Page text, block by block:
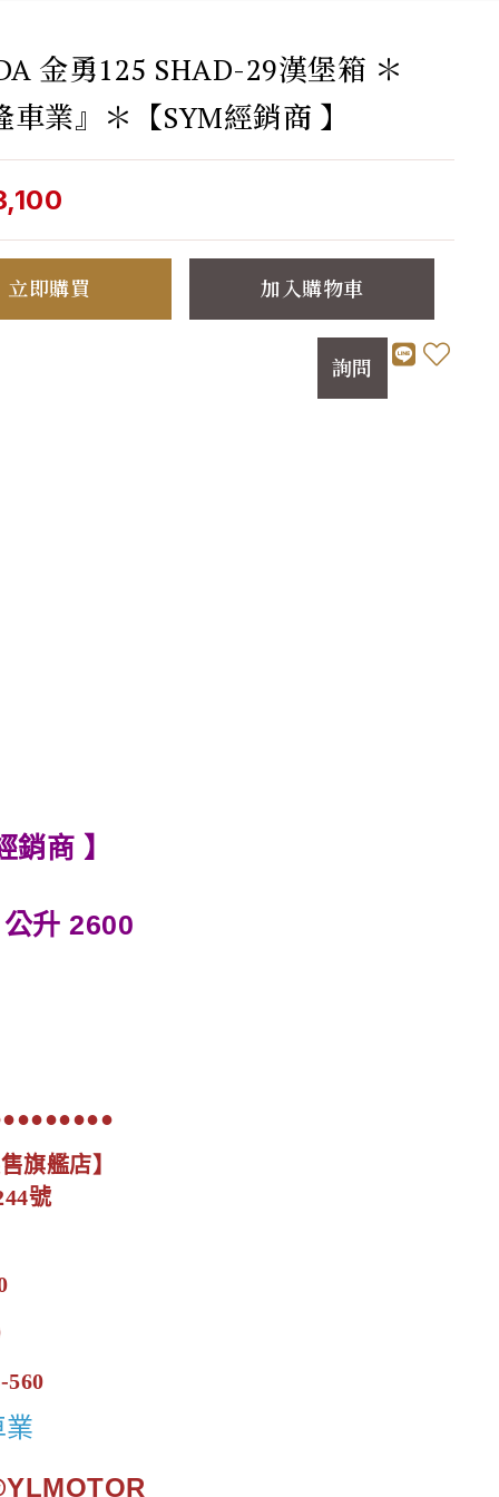
金勇125 SHAD-29漢堡箱 ＊
車業』＊【SYM經銷商 】
立即購買 加入購物車
詢問
商 】
升 2600
旗艦店】
號
560
業